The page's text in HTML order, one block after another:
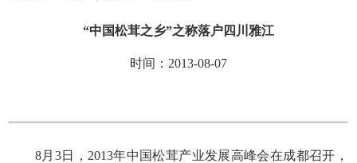
“中国松茸之乡”之称落户四川雅江
时间：2013-08-07
8月3日，2013年中国松茸产业发展高峰会在成都召开，